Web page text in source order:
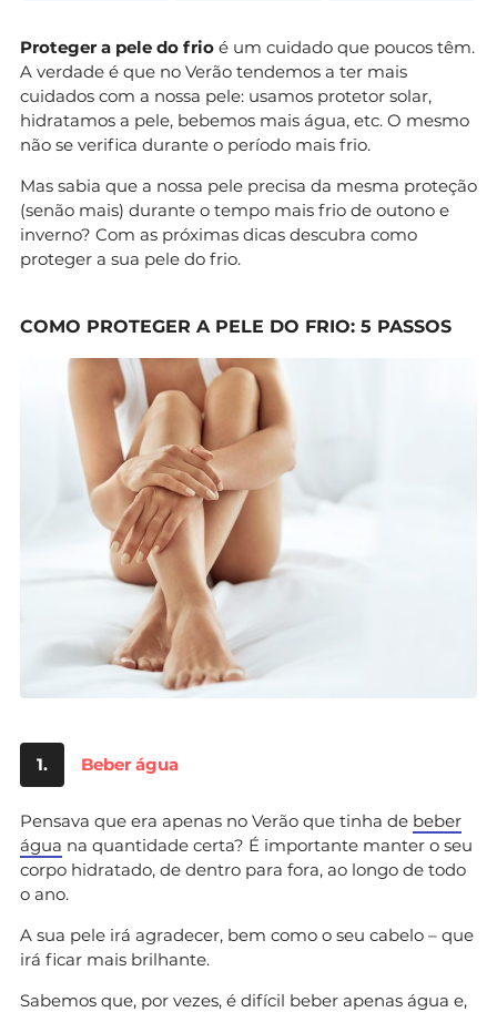
Proteger a pele do frio é um cuidado que poucos têm.
A verdade é que no Verão tendemos a ter mais
cuidados com a nossa pele: usamos protetor solar,
hidratamos a pele, bebemos mais água, etc. O mesmo
não se verifica durante o período mais frio.
Mas sabia que a nossa pele precisa da mesma proteção
(senão mais) durante o tempo mais frio de outono e
inverno? Com as próximas dicas descubra como
proteger a sua pele do frio.
COMO PROTEGER A PELE DO FRIO: 5 PASSOS
1. Beber água
Pensava que era apenas no Verão que tinha de beber
água na quantidade certa? É importante manter o seu
corpo hidratado, de dentro para fora, ao longo de todo
o ano.
A sua pele irá agradecer, bem como o seu cabelo – que
irá ficar mais brilhante.
Sabemos que, por vezes, é difícil beber apenas água e,